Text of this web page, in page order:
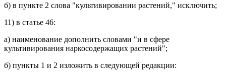
б) в пункте 2 слова "культивировании растений," исключить;
11) в статье 46:
а) наименование дополнить словами "и в сфере
культивирования наркосодержащих растений";
б) пункты 1 и 2 изложить в следующей редакции: